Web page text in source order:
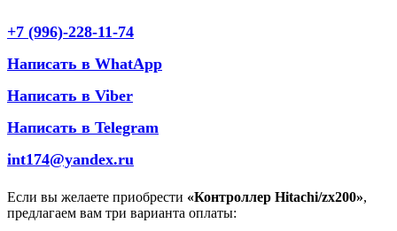
+7 (996)-228-11-74
Написать в WhatApp
Написать в Viber
Написать в Telegram
int174@yandex.ru
Если вы желаете приобрести «Контроллер Hitachi/zx200»,
предлагаем вам три варианта оплаты: